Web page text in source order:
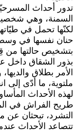
تدور أحداث
السمنة، وهي
لكنّها تحمل في
حنان نفسها في وسط
بتشخيص حالتها
بذور الشقاق داخل
الأمر بطلاق والديها،
ملتوية، ما أدّى إلى
لهذه الأحداث
طريح الفراش في
التشرد، تبحثان
تتصاعد الأحداث